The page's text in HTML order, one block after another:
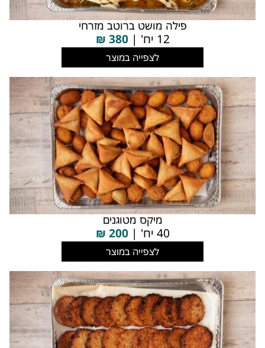
פילה מושט ברוטב מזרחי
12 יח' | 380
₪
לצפייה במוצר
מיקס מטוגנים
40 יח' | 200
₪
לצפייה במוצר